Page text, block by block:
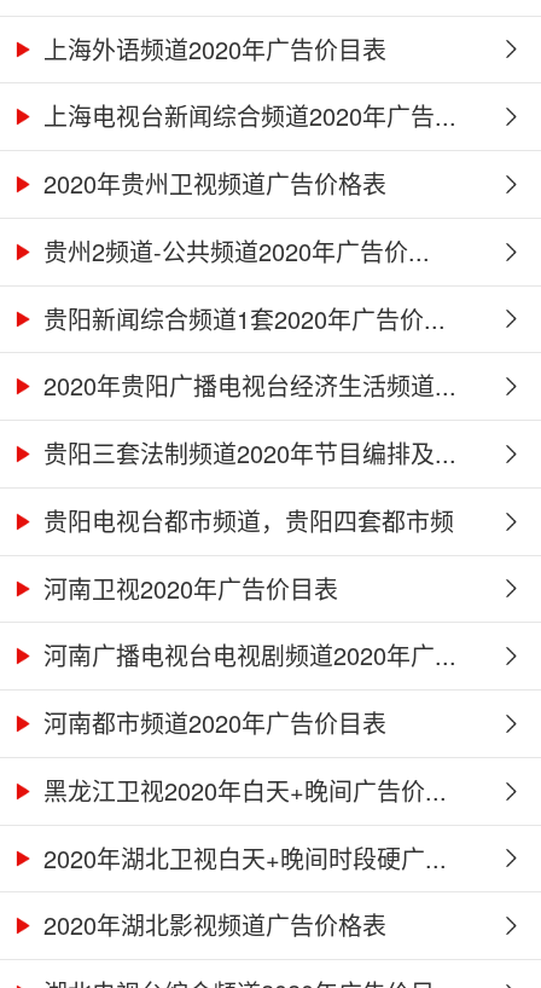
上海外语频道2020年广告价目表
上海电视台新闻综合频道2020年广告...
2020年贵州卫视频道广告价格表
贵州2频道-公共频道2020年广告价...
贵阳新闻综合频道1套2020年广告价...
2020年贵阳广播电视台经济生活频道...
贵阳三套法制频道2020年节目编排及...
贵阳电视台都市频道，贵阳四套都市频
道...河南卫视2020年广告价目表
河南广播电视台电视剧频道2020年广...
河南都市频道2020年广告价目表
黑龙江卫视2020年白天+晚间广告价...
2020年湖北卫视白天+晚间时段硬广...
2020年湖北影视频道广告价格表